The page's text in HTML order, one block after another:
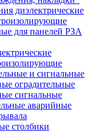
диэлектрические
для панелей РЗА
и сигнальные
оградительные
сигнальные
аварийные
столбики